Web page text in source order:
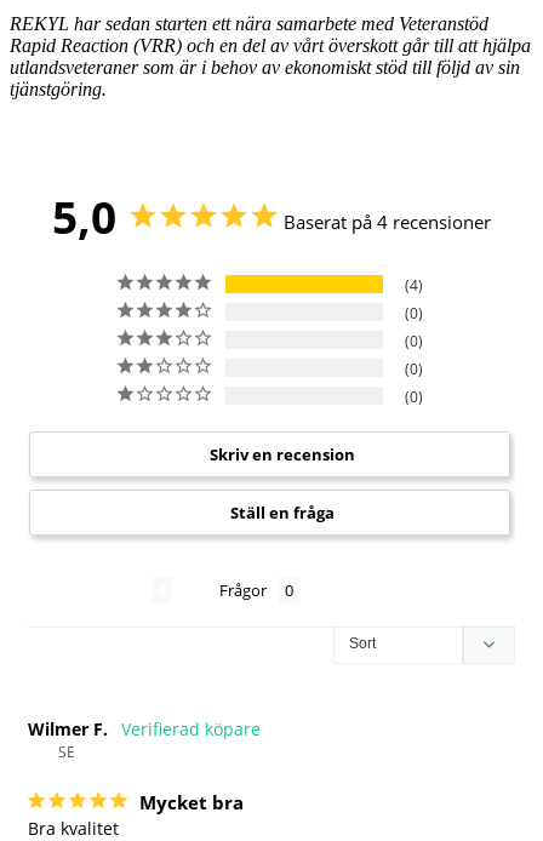
REKYL har sedan starten ett nära samarbete med Veteranstöd
Rapid Reaction (VRR) och en del av vårt överskott går till att hjälpa
utlandsveteraner som är i behov av ekonomiskt stöd till följd av sin
tjänstgöring.
5,0 Baserat på 4 recensioner
4
0
0
0
0
Skriv en recension
Ställ en fråga
Frågor
Wilmer F.
SE
Mycket bra
Bra kvalitet